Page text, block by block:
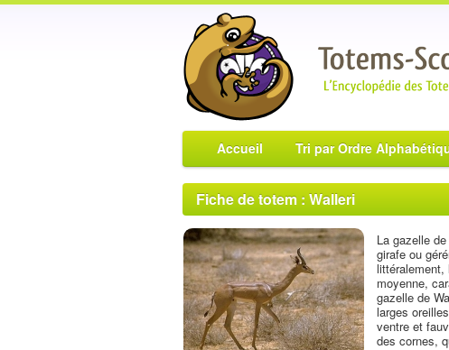
Accueil Tri par Ordre
Fiche de totem : Walleri
La gazelle
girafe ou
littéralement,
moyenne,
gazelle de
larges
ventre et
des cornes,